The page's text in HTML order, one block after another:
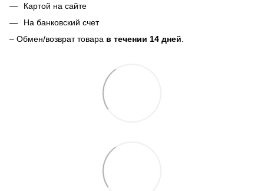
Картой на сайте
На банковский счет
– Обмен/возврат товара в течении 14 дней.